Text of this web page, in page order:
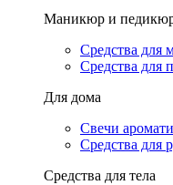
Маникюр и
Средства для
Средства для
Для дома
Свечи
Средства для
Средства для тела